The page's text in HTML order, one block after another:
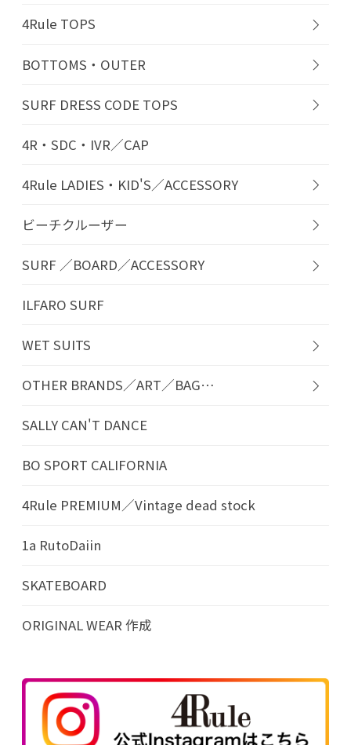
4Rule TOPS
BOTTOMS・OUTER
SURF DRESS CODE TOPS
4R・SDC・IVR／CAP
4Rule LADIES・KID'S／ACCESSORY
ビーチクルーザー
SURF ／BOARD／ACCESSORY
ILFARO SURF
WET SUITS
OTHER BRANDS／ART／BAG…
SALLY CAN'T DANCE
BO SPORT CALIFORNIA
4Rule PREMIUM／Vintage dead stock
1a RutoDaiin
SKATEBOARD
ORIGINAL WEAR 作成